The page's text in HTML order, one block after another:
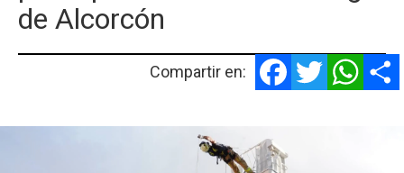
de Alcorcón
Compartir en:
Facebook
Twitter